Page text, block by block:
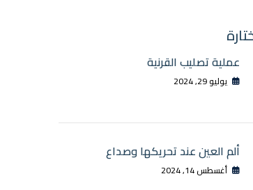
عملية تصليب القرنية
يوليو 29, 2024
ألم العين عند تحريكها وصداع
أغسطس 14, 2024